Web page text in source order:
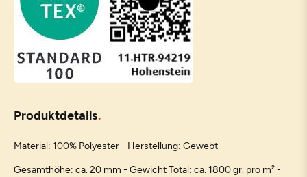
Produktdetails
Material: 100% Polyester - Herstellung: Gewebt
Gesamthöhe: ca. 20 mm - Gewicht Total: ca. 1800 gr. pro m² -